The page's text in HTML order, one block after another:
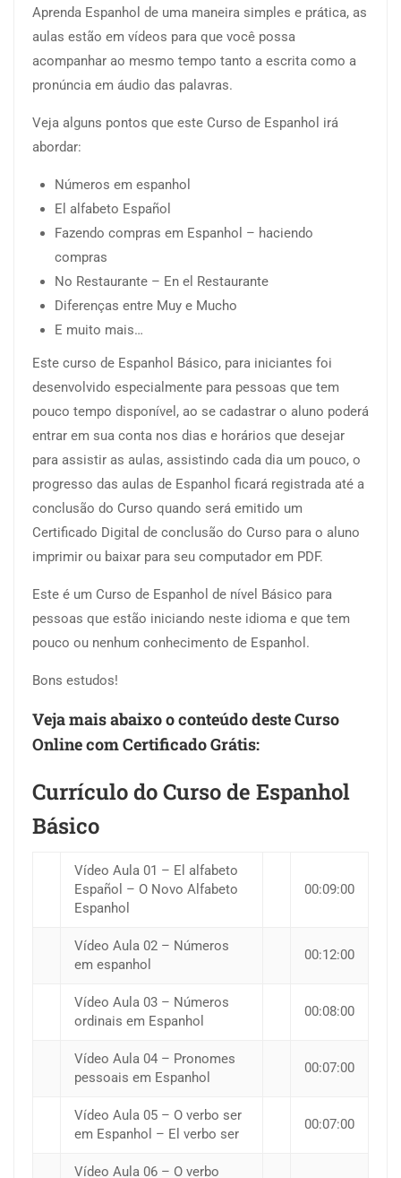
Aprenda Espanhol de uma maneira simples e prática, as
aulas estão em vídeos para que você possa
acompanhar ao mesmo tempo tanto a escrita como a
pronúncia em áudio das palavras.
Veja alguns pontos que este Curso de Espanhol irá
abordar:
Números em espanhol
El alfabeto Español
Fazendo compras em Espanhol – haciendo
compras
No Restaurante – En el Restaurante
Diferenças entre Muy e Mucho
E muito mais…
Este curso de Espanhol Básico, para iniciantes foi
desenvolvido especialmente para pessoas que tem
pouco tempo disponível, ao se cadastrar o aluno poderá
entrar em sua conta nos dias e horários que desejar
para assistir as aulas, assistindo cada dia um pouco, o
progresso das aulas de Espanhol ficará registrada até a
conclusão do Curso quando será emitido um
Certificado Digital de conclusão do Curso para o aluno
imprimir ou baixar para seu computador em PDF.
Este é um Curso de Espanhol de nível Básico para
pessoas que estão iniciando neste idioma e que tem
pouco ou nenhum conhecimento de Espanhol.
Bons estudos!
Veja mais abaixo o conteúdo deste Curso
Online com Certificado Grátis:
Currículo do Curso de Espanhol
Básico
Vídeo Aula 01 – El alfabeto
Español – O Novo Alfabeto
Espanhol
00:09:00
Vídeo Aula 02 – Números
em espanhol
00:12:00
Vídeo Aula 03 – Números
ordinais em Espanhol
00:08:00
Vídeo Aula 04 – Pronomes
pessoais em Espanhol
00:07:00
Vídeo Aula 05 – O verbo ser
em Espanhol – El verbo ser
00:07:00
Vídeo Aula 06 – O verbo